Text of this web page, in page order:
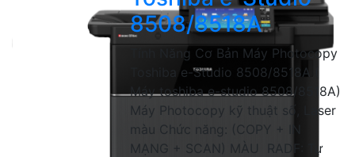
8508/8518A
Tính Năng Cơ Bản Máy Photocopy
Toshiba e-Studio 8508/8518A (
Máy toshiba e-studio 8508/8518A)
Máy Photocopy kỹ thuật số, Laser
màu Chức năng: (COPY + IN
MẠNG + SCAN) MÀU RADF: Tự